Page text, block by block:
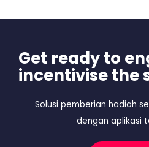
Get ready to
incentivise the
Solusi pemberian hadiah
dengan aplikasi